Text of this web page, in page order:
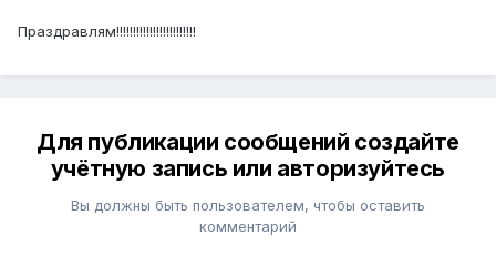
Праздравлям!!!!!!!!!!!!!!!!!!!!!!!!
Для публикации сообщений создайте
учётную запись или авторизуйтесь
Вы должны быть пользователем, чтобы оставить
комментарий